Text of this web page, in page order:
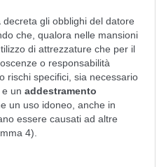
decreta gli obblighi del datore
che, qualora nelle mansioni
di attrezzature che per il
o responsabilità
rischi specifici, sia necessario
e un addestramento
un uso idoneo, anche in
essere causati ad altre
4).